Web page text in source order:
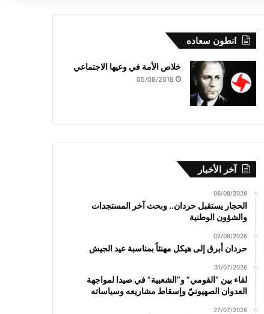
انطون سعاده
خلاص الأمة في وعيها الاجتماعي
05/08/2018
آخر الأخبار
06/08/2026
الحجار يستقبل حردان.. وبحث آخر المستجدات
والشؤون الوطنية
02/08/2026
حردان أبرق إلى هيكل مهنئاً بمناسبة عيد الجيش
31/07/2026
لقاء بين “القومي” و”الشعبية” في صيدا لمواجهة
العدوان الصهيونيّ وإسقاط مشاريعه وسياساته
27/07/2026